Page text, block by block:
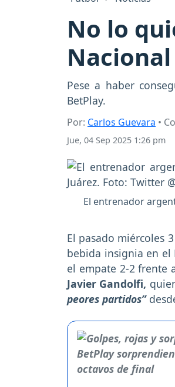
No lo
Pese a haber
BetPlay.
Por: Carlos Guevara •
Jue, 04 Sep 2025 1:26 pm
El entrenador
El pasado miércoles
bebida insignia en el
el empate 2-2 frente
Javier Gandolfi,
peores partidos”